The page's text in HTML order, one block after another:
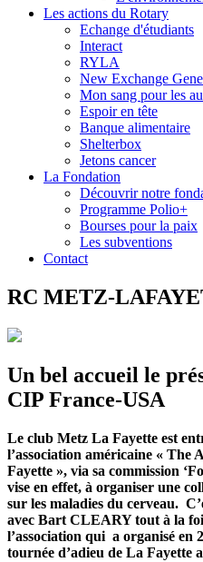
Les actions du Rotary
Echange d'étudiants
Interact
RYLA
New Exchange
Mon sang pour les
Espoir en tête
Banque alimentaire
Shelterbox
Jetons cancer
La Fondation
Découvrir notre
Programme Polio+
Bourses pour la paix
Les subventions
Contact
RC METZ-
Un bel accueil le
CIP France-USA
Le club Metz La Fayette est
l’association américaine « The
Fayette », via sa commission
vise en effet, à organiser une
sur les maladies du cerveau.
avec Bart CLEARY tout à la
l’association qui a organisé en
tournée d’adieu de La Fayette